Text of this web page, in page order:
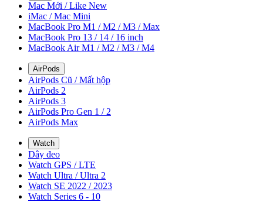
Mac Mới / Like New
iMac / Mac Mini
MacBook Pro M1 / M2 / M3 / Max
MacBook Pro 13 / 14 / 16 inch
MacBook Air M1 / M2 / M3 / M4
AirPods
AirPods Cũ / Mất hộp
AirPods 2
AirPods 3
AirPods Pro Gen 1 / 2
AirPods Max
Watch
Dây đeo
Watch GPS / LTE
Watch Ultra / Ultra 2
Watch SE 2022 / 2023
Watch Series 6 - 10